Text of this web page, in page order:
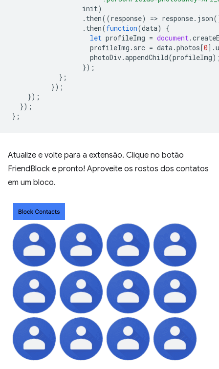
init)
. then((response) => response. json
. then(function(data)
{
let profileImg = document.
profileImg . src = data.photos [0].
photoDiv.appendChild(profileImg
});
};
});
});
});
};
Atualize e volte para a extensão. Clique no botão
FriendBlock e pronto! Aproveite os rostos dos contatos
em um bloco.